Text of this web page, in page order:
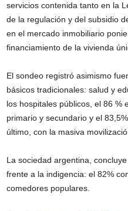
servicios contenida tanto en la
de la regulación y del subsidio
en el mercado inmobiliario
financiamiento de la vivienda
El sondeo registró asimismo
básicos tradicionales: salud y
los hospitales públicos, el 86 %
primario y secundario y el
último, con la masiva
La sociedad argentina,
frente a la indigencia: el 82%
comedores populares.